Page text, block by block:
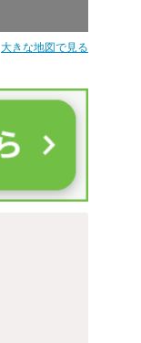
大きな地図で見る